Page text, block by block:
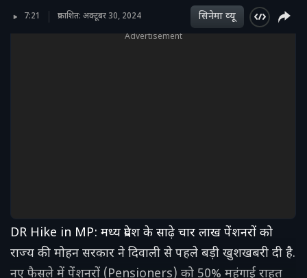
7:21 प्रकाशित: अक्टूबर 30, 2024 सिनेमा व्‍यू
Advertisement
DR Hike in MP: मध्य प्रदेश के साढ़े चार लाख पेंशनरों को
राज्य की मोहन सरकार ने दिवाली से पहले बड़ी खुशखबरी दी है.
नए फैसले में पेंशनरों (Pensioners) को 50% महंगाई राहत